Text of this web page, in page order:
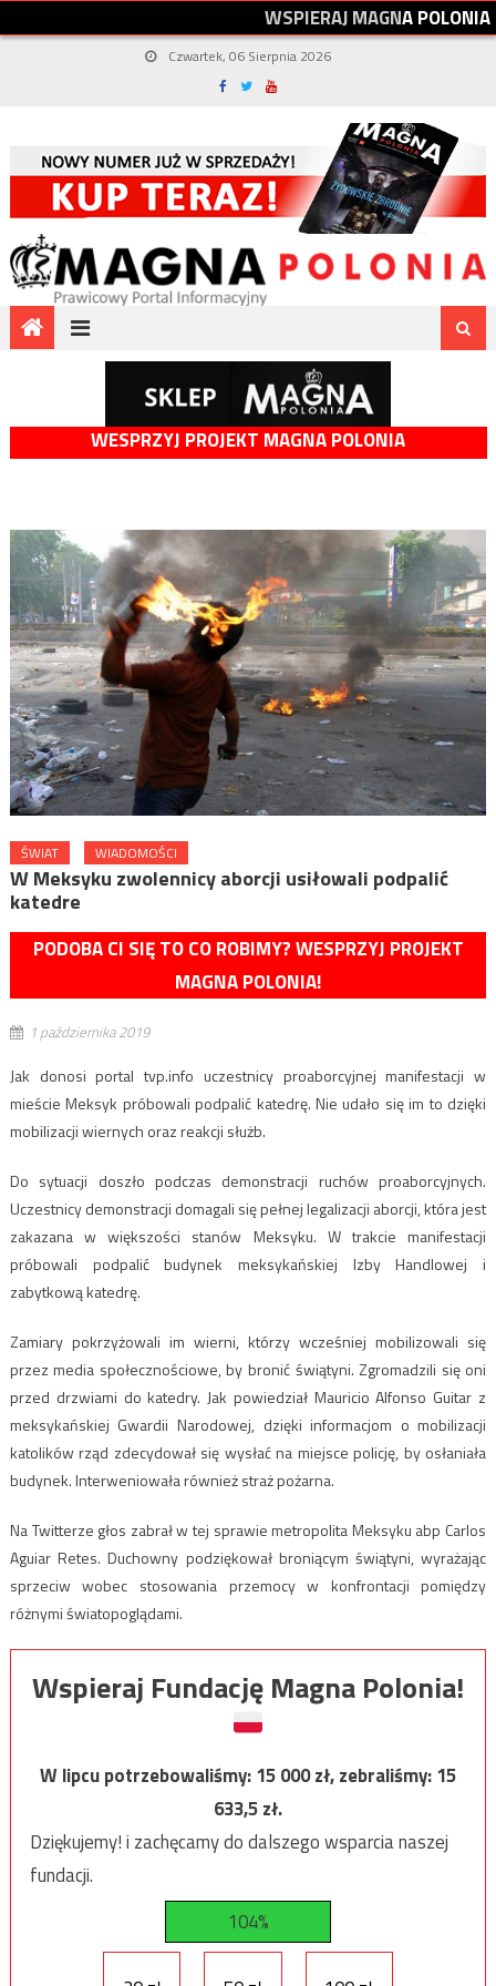
WSPIERAJMAGNAPOLONIA
Czwartek, 06 Sierpnia 2026
WESPRZYJ PROJEKT MAGNA POLONIA
ŚWIAT WIADOMOŚCI
W Meksyku zwolennicy aborcji usiłowali podpalić
katedre
PODOBA CI SIĘ TO CO ROBIMY? WESPRZYJ PROJEKT
MAGNA POLONIA!
1 października 2019
Jak donosi portal tvp.info uczestnicy proaborcyjnej manifestacji w
mieście Meksyk próbowali podpalić katedrę. Nie udało się im to dzięki
mobilizacji wiernych oraz reakcji służb.
Do sytuacji doszło podczas demonstracji ruchów proaborcyjnych.
Uczestnicy demonstracji domagali się pełnej legalizacji aborcji, która jest
zakazana w większości stanów Meksyku. W trakcie manifestacji
próbowali podpalić budynek meksykańskiej Izby Handlowej i
zabytkową katedrę.
Zamiary pokrzyżowali im wierni, którzy wcześniej mobilizowali się
przez media społecznościowe, by bronić świątyni. Zgromadzili się oni
przed drzwiami do katedry. Jak powiedział Mauricio Alfonso Guitar z
meksykańskiej Gwardii Narodowej, dzięki informacjom o mobilizacji
katolików rząd zdecydował się wysłać na miejsce policję, by osłaniała
budynek. Interweniowała również straż pożarna.
Na Twitterze głos zabrał w tej sprawie metropolita Meksyku abp Carlos
Aguiar Retes. Duchowny podziękował broniącym świątyni, wyrażając
sprzeciw wobec stosowania przemocy w konfrontacji pomiędzy
różnymi światopoglądami.
Wspieraj Fundację Magna Polonia!
W lipcu potrzebowaliśmy:15 000zł, zebraliśmy:15
633,5zł.
Dziękujemy! i zachęcamy do dalszego wsparcia naszej
fundacji.
104%